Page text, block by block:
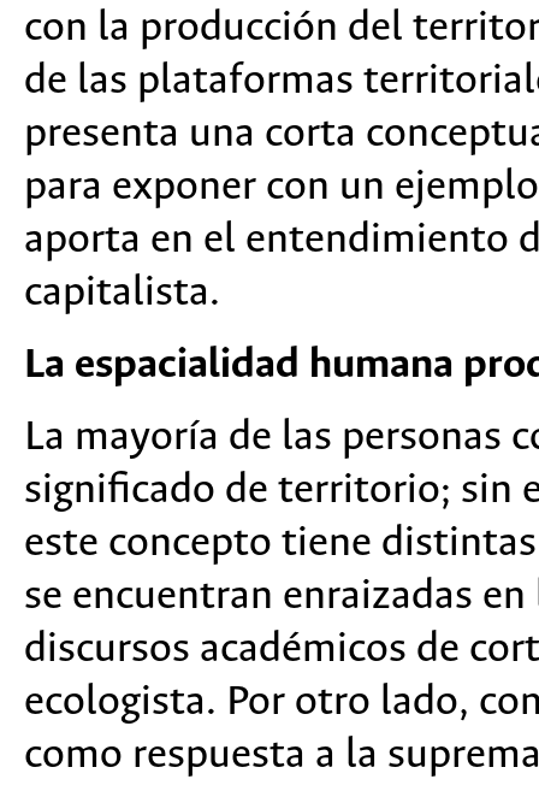
con la producción del
de las plataformas
presenta una corta
para exponer con un
aporta en el entendimiento
capitalista.
La espacialidad humana
La mayoría de las personas
significado de territorio; sin
este concepto tiene
se encuentran enraizadas
discursos académicos de
ecologista. Por otro lado,
como respuesta a la